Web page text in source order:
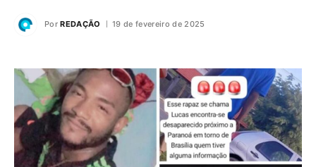
Por REDAÇÃO 19 de fevereiro de 2025